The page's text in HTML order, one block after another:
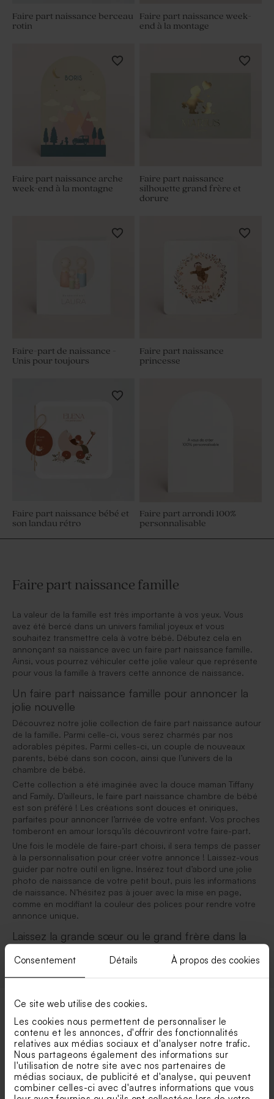
Consentement Détails À propos des cookies
Ce site web utilise des cookies.
Les cookies nous permettent de personnaliser le
contenu et les annonces, d'offrir des fonctionnalités
relatives aux médias sociaux et d'analyser notre trafic.
Nous partageons également des informations sur
l'utilisation de notre site avec nos partenaires de
médias sociaux, de publicité et d'analyse, qui peuvent
combiner celles-ci avec d'autres informations que vous
Faire part arrondi 100%
personnalisable
Faire part naissance berceau
rotin
Faire part naissance week-
end à la montage
Faire part naissance arche
week-end à la montagne
Faire part naissance
silhouette grand frère et
dorure
Faire-part de naissance -
Unis pour toujours
Faire part naissance
princesse
Faire part naissance bébé et
son landau rétro
Faire part naissance famille
La valeur de la famille est très importante à vos yeux. Vous
avez été bercé dans un univers familial joyeux et vous
souhaitez transmettre cela à votre bébé. Débutez cela en
annonçant sa naissance avec un faire part naissance famille.
Ainsi, vous pourrez véhiculer cette jolie valeur que représente
pour vous la famille à travers cette annonce de naissance.
Un faire part naissance famille pour annoncer la
jolie nouvelle
Découvrez notre jolie collection de faire part naissance autour
de la famille. Parmi celle-ci, vous serez charmés par nos
adorables pépites. Parmi celles-ci, un couple de nouveaux
parents, bébé dans son cocon, ainsi que l’univers de la
chambre de bébé.
Cette collection a été imaginée avec la douce maman Tiffany
and Family. D’ailleurs, le faire part naissance chambre de bébé
est son préféré ! Les créations sont douces et oniriques,
parfaites pour annoncer l’arrivée de votre enfant. Vos proches
tomberont en amour lorsqu’ils découvriront votre faire-part.
Une fois le modèle de faire-part choisi, il sera temps de passer
à la personnalisation pour créer votre annonce ! Laissez-vous
guider par notre outil en ligne. Insérez tout d’abord une jolie
photo de naissance de votre petit bout, puis les informations
de naissance. N’hésitez pas à jouer avec la mise en page,
comme en modifiant la couleur des polices pour rendre votre
annonce unique.
Laissez la grande sœur ou le grand frère dans la
création du faire-part naissance famille
Vos catégories préférées
Faire-part naissance petit prix
Faire part naissance fille